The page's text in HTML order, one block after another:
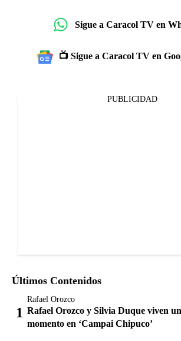
Sigue a Caracol TV en
📺 Sigue a Caracol TV en
PUBLICIDAD
Últimos Contenidos
Rafael Orozco
Rafael Orozco y Silvia Duque viven
momento en ‘Campai Chipuco’